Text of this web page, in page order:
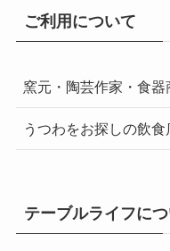
ご利用について
窯元・陶芸作家・食器
うつわをお探しの飲
テーブルライフに